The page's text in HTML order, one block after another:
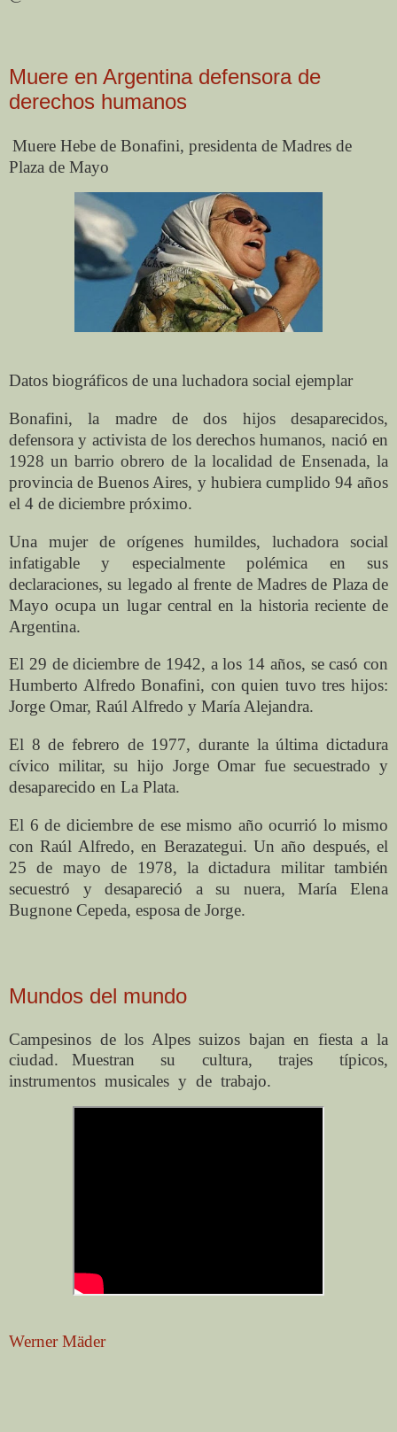
Muere en Argentina defensora de
derechos humanos
Muere Hebe de Bonafini, presidenta de Madres de
Plaza de Mayo
Datos biográficos de una luchadora social ejemplar
Bonafini, la madre de dos hijos desaparecidos,
defensora y activista de los derechos humanos, nació en
1928 un barrio obrero de la localidad de Ensenada, la
provincia de Buenos Aires, y hubiera cumplido 94 años
el 4 de diciembre próximo.
Una mujer de orígenes humildes, luchadora social
infatigable y especialmente polémica en sus
declaraciones, su legado al frente de Madres de Plaza de
Mayo ocupa un lugar central en la historia reciente de
Argentina.
El 29 de diciembre de 1942, a los 14 años, se casó con
Humberto Alfredo Bonafini, con quien tuvo tres hijos:
Jorge Omar, Raúl Alfredo y María Alejandra.
El 8 de febrero de 1977, durante la última dictadura
cívico militar, su hijo Jorge Omar fue secuestrado y
desaparecido en La Plata.
El 6 de diciembre de ese mismo año ocurrió lo mismo
con Raúl Alfredo, en Berazategui. Un año después, el
25 de mayo de 1978, la dictadura militar también
secuestró y desapareció a su nuera, María Elena
Bugnone Cepeda, esposa de Jorge.
Mundos del mundo
Campesinos de los Alpes suizos bajan en fiesta a la
ciudad. Muestran su cultura, trajes
típicos,
instrumentos musicales y de trabajo.
Werner Mäder